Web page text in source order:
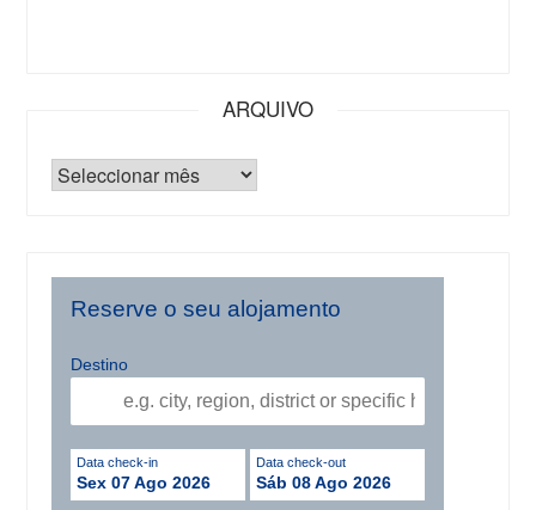
ARQUIVO
Reserve o seu alojamento
Destino
Data check-in
Sex 07 Ago 2026
Data check-out
Sáb 08 Ago 2026